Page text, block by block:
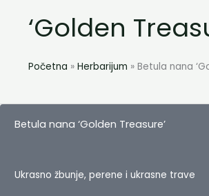
‘Golden
Početna Herbarijum Betula nana
Betula nana ‘Golden Treasure’
Ukrasno žbunje, perene i ukrasne trave